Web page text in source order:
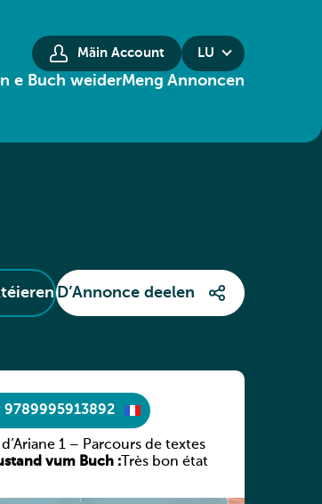
Mäin Account LU
e Buch weiderMeng Annoncen
D’Annonce deelen
9789995913892
d’Ariane 1 – Parcours de textes
vum Buch :Très bon état